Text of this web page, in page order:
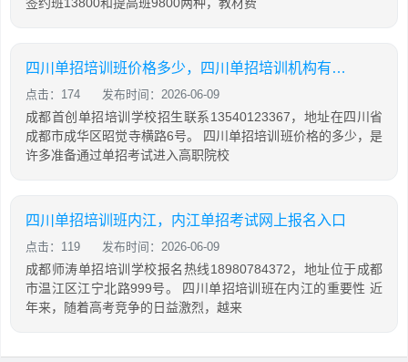
四川单招培训班价格多少，四川单招培训机构有哪些
点击：174 发布时间：2026-06-09
成都首创单招培训学校招生联系13540123367，地址在四川省
成都市成华区昭觉寺横路6号。 四川单招培训班价格的多少，是
许多准备通过单招考试进入高职院校
四川单招培训班内江，内江单招考试网上报名入口
点击：119 发布时间：2026-06-09
成都师涛单招培训学校报名热线18980784372，地址位于成都
市温江区江宁北路999号。 四川单招培训班在内江的重要性 近
年来，随着高考竞争的日益激烈，越来